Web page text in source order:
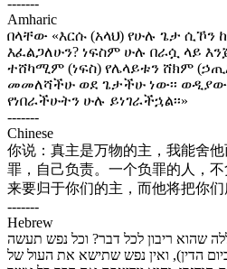
-------
Amharic
በላቸው «እርሱ (አላህ) የሁሉ ጌታ ሲኾን
እፈልጋለሁን? ነፍስም ሁሉ በራሷ ላይ
ተሸካሚም (ነፍስ) የሌላይቱን ሸክም
መመለሻችሁ ወደ ጌታችሁ ነው፡፡
የነበራችሁትን ሁሉ ይነገራችኋል፡፡»
-------
Chinese
你说：真主是万物的主，我能舍
罪，自己负责。一个负罪的人，
来要归于你们的主，而他将把你们
-------
Hebrew
שהוא ריבון לכל דבר? וכל נפש תעשה
הדין), ואין נפש שתישא את העול של